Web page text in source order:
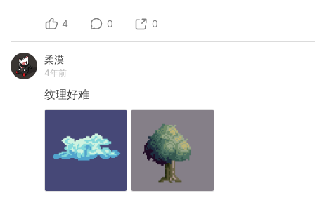
4 0 0
柔漠
4年前
纹理好难